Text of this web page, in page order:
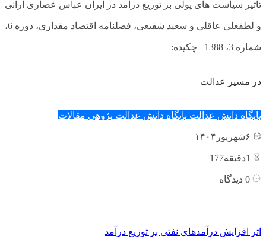
تأثیر سیاست های پولی بر توزیع درآمد در ایران عباس عصاری آرانی
و لطفعلی عاقلی و سعید شفیعی، فصلنامه اقتصاد مقداری، دوره 6،
شماره 3، 1388 چکیده:
در مسیر عدالت
پایگاه دانش عدالت پایگاه دانش عدالت پژوهی مقالات
شهریور ۱۴۰۴
دقیقه177
دیدگاه
اثر افزایش درآمدهای نفتی بر توزیع درآمد